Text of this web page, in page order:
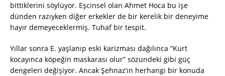
bittiklerini söylüyor. Eşcinsel olan Ahmet Hoca bu işe
dünden razıyken diğer erkekler de bir kerelik bir deneyime
hayır demeyeceklermiş. Tuhaf bir tespit.
Yıllar sonra E. yaşlanıp eski karizması dağılınca “Kurt
kocayınca köpeğin maskarası olur” sözündeki gibi güç
dengeleri değişiyor. Ancak Şehnaz’ın herhangi bir konuda